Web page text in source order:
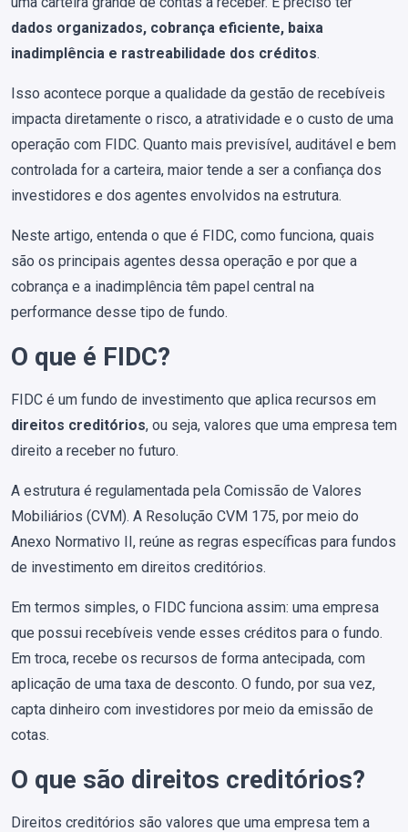
dados organizados, cobrança eficiente, baixa
inadimplência e rastreabilidade dos créditos.
Isso acontece porque a qualidade da gestão de recebíveis
impacta diretamente o risco, a atratividade e o custo de uma
operação com FIDC. Quanto mais previsível, auditável e bem
controlada for a carteira, maior tende a ser a confiança dos
investidores e dos agentes envolvidos na estrutura.
Neste artigo, entenda o que é FIDC, como funciona, quais
são os principais agentes dessa operação e por que a
cobrança e a inadimplência têm papel central na
performance desse tipo de fundo.
O que é FIDC?
FIDC é um fundo de investimento que aplica recursos em
direitos creditórios, ou seja, valores que uma empresa tem
direito a receber no futuro.
A estrutura é regulamentada pela Comissão de Valores
Mobiliários (CVM). A Resolução CVM 175, por meio do
Anexo Normativo II, reúne as regras específicas para fundos
de investimento em direitos creditórios.
Em termos simples, o FIDC funciona assim: uma empresa
que possui recebíveis vende esses créditos para o fundo.
Em troca, recebe os recursos de forma antecipada, com
aplicação de uma taxa de desconto. O fundo, por sua vez,
capta dinheiro com investidores por meio da emissão de
cotas.
O que são direitos creditórios?
Direitos creditórios são valores que uma empresa tem a